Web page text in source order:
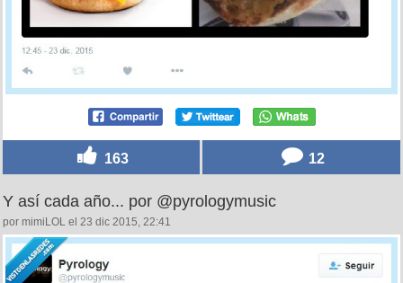
163 12
Y así cada año... por @pyrologymusic
por mimiLOL el 23 dic 2015, 22:41